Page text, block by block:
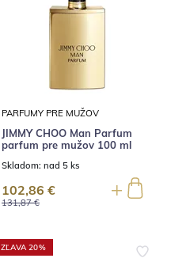
PARFUMY PRE MUŽOV
JIMMY CHOO Man Parfum
parfum pre mužov 100 ml
Skladom: nad 5 ks
131,87 €
102,86 €
ZĽAVA 20%